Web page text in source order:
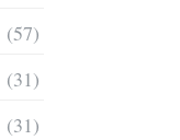
(57)
(31)
(31)